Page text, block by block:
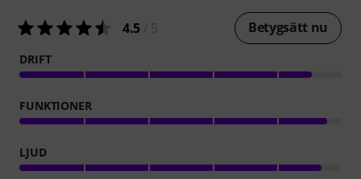
4.5 Betygsätt nu
DRIFT
FUNKTIONER
LJUD